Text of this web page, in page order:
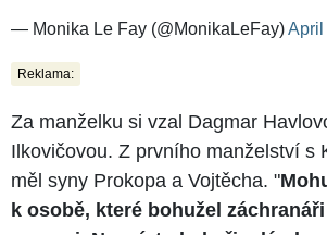
— Monika Le Fay (@MonikaLeFay)April
Reklama:
Za manželku si vzal Dagmar
Ilkovičovou. Z prvního manželství s
měl syny Prokopa a Vojtěcha. "
k osobě, které bohužel